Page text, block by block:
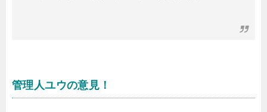
管理人ユウの意見！